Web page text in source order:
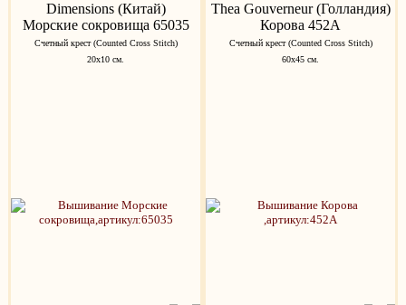
Dimensions (Китай)
Морские сокровища 65035
Счетный крест (Counted Cross Stitch)
20х10 см.
Thea Gouverneur (Голландия)
Корова 452A
Счетный крест (Counted Cross Stitch)
60х45 см.